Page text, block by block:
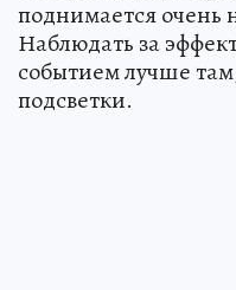
поднимается очень
Наблюдать за
событием лучше
подсветки.